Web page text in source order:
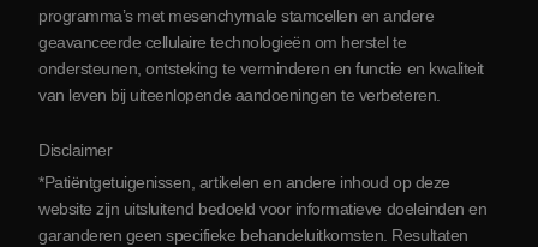
programma’s met mesenchymale stamcellen en andere
geavanceerde cellulaire technologieën om herstel te
ondersteunen, ontsteking te verminderen en functie en kwaliteit
van leven bij uiteenlopende aandoeningen te verbeteren.
Disclaimer
*Patiëntgetuigenissen, artikelen en andere inhoud op deze
website zijn uitsluitend bedoeld voor informatieve doeleinden en
garanderen geen specifieke behandeluitkomsten. Resultaten